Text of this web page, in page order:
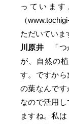
っていま
（
ただいていま
川原井 「つ
が、自然の
す。ですか
の葉なんで
なので活用
ますね。私